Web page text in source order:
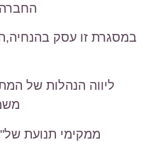
במסגרת זו עסק
ליווה הנהלות של
ממקימי תנועת